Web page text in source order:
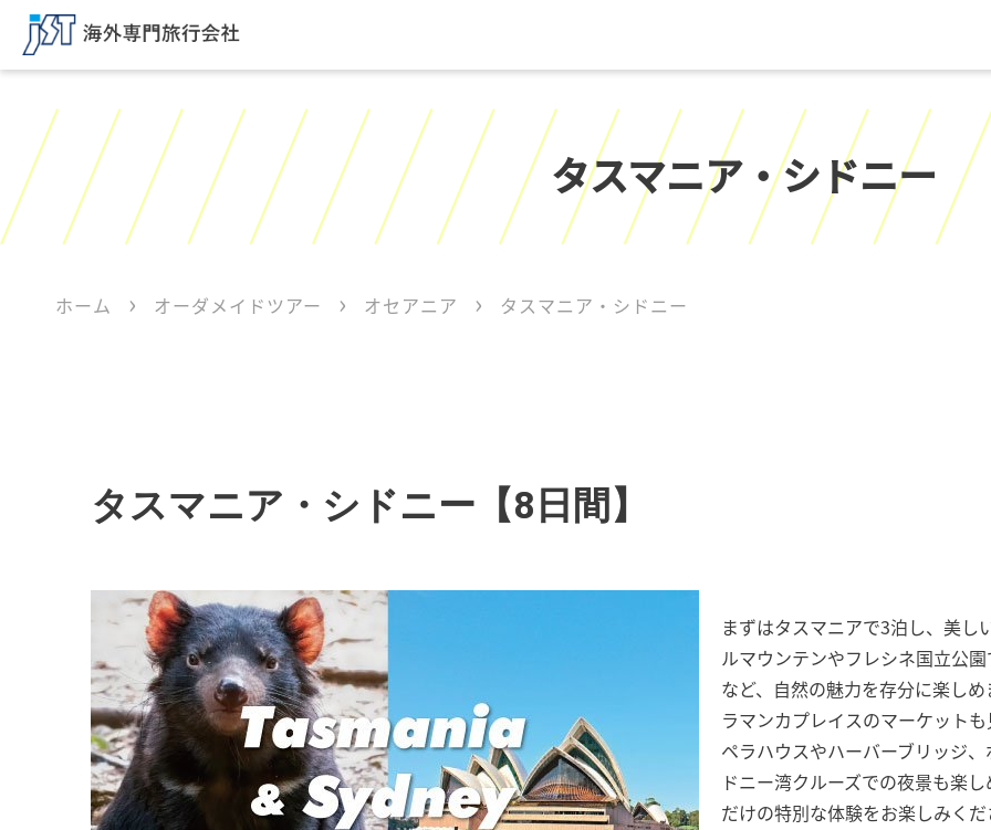
タスマニア・シドニー
ホーム オーダメイドツアー オセアニア タスマニア・シドニー
タスマニア・シドニー【8日間】
まずはタスマニアで3泊し、美し
ルマウンテンやフレシネ国立公
など、自然の魅力を存分に楽し
ラマンカプレイスのマーケット
ペラハウスやハーバーブリッジ
ドニー湾クルーズでの夜景も楽
だけの特別な体験をお楽しみく